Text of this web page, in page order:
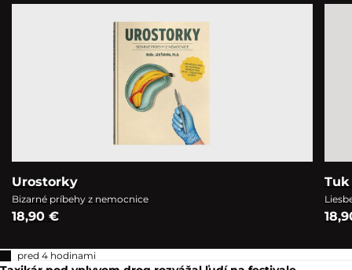
Urostorky
Bizarné príbehy z nemocnice
18,90 €
pred 4 hodinami